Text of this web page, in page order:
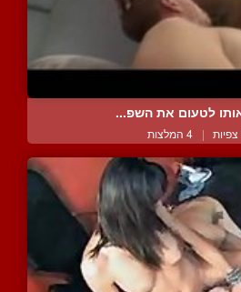
לטעום את השפ...
| 4 המלצות